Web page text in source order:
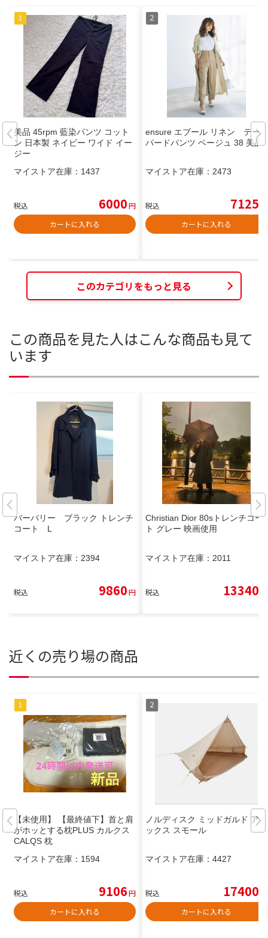
美品 45rpm 藍染パンツ コット
ン 日本製 ネイビー ワイド イー
ジー
マイストア在庫： 1437
税込 6000円
カートに入れる
ensure エブール リネン テー
パードパンツ ベージュ 38 美品
マイストア在庫： 2473
税込 7125
カートに入れる
このカテゴリをもっと見る
この商品を見た人はこんな商品も見て
います
バーバリー ブラック トレンチ
コート L
マイストア在庫： 2394
税込 9860円
Christian Dior 80sトレンチコー
ト グレー 映画使用
マイストア在庫： 2011
税込 13340
近くの売り場の商品
【未使用】 【最終値下】首と肩
がホッとする枕PLUS カルクス
CALQS 枕
マイストア在庫： 1594
税込 9106円
カートに入れる
ノルディスク ミッドガルド アネ
ックス スモール
マイストア在庫： 4427
税込 17400
カートに入れる